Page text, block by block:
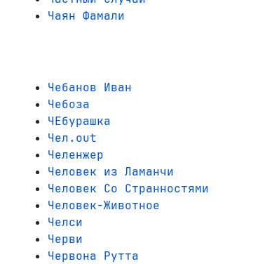
Чаян Фамали
Чебанов Иван
Чебоза
ЧЕбурашка
Чел.out
Челенжер
Человек из Ламанчи
Человек Со Странностями
Человек-Животное
Челси
Черви
Червона Рутта